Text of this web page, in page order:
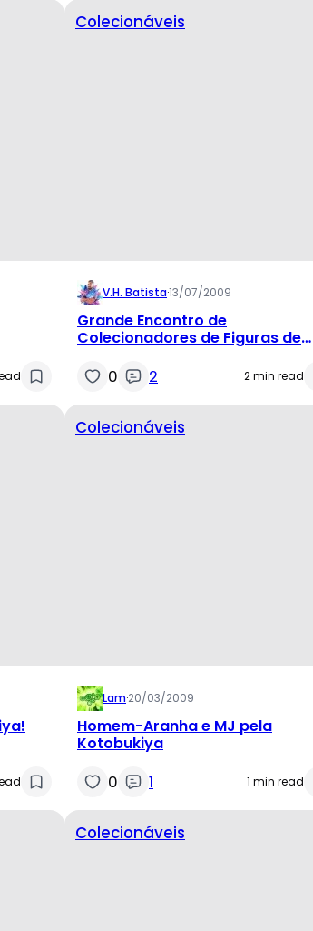
Colecionáveis
V.H. Batista·13/07/2009
Grande Encontro de
Colecionadores de Figuras de
0 2 2 min read
Colecionáveis
Lam·20/03/2009
Homem-Aranha e MJ pela
Kotobukiya
0 1 1 min read
Colecionáveis